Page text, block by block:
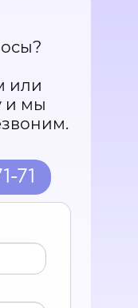
или
и мы
71